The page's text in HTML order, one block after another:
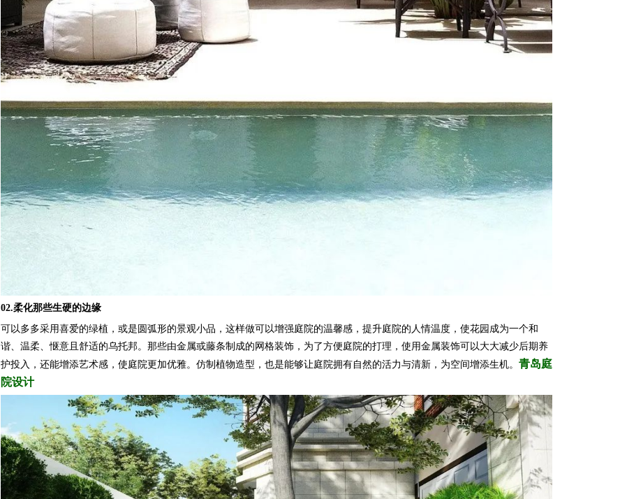
02.柔化那些生硬的边缘
可以多多采用喜爱的绿植，或是圆弧形的景观小品，这样做可以增强庭院的温馨感，提升庭院的人情温度，使花园成为一个和
谐、温柔、惬意且舒适的乌托邦。那些由金属或藤条制成的网格装饰，为了方便庭院的打理，使用金属装饰可以大大减少后期养
护投入，还能增添艺术感，使庭院更加优雅。仿制植物造型，也是能够让庭院拥有自然的活力与清新，为空间增添生机。 青岛庭
院设计